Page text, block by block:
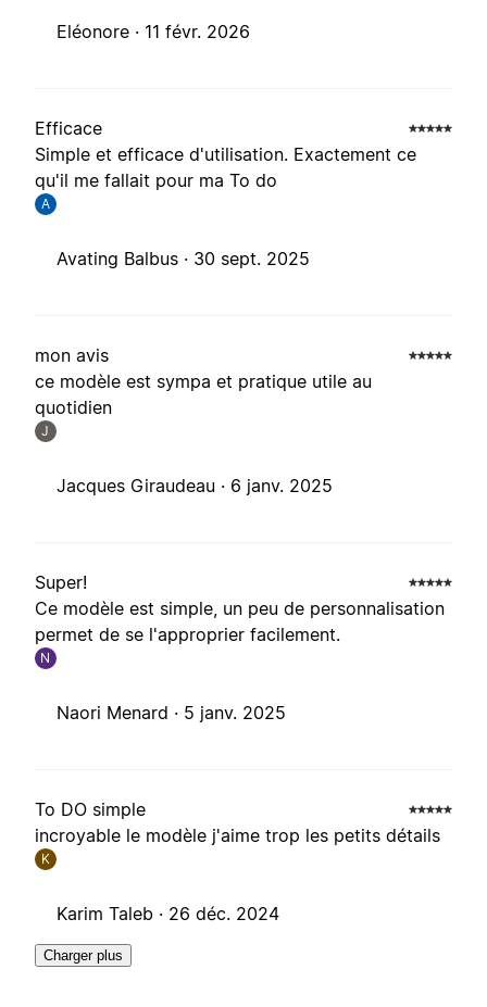
Eléonore · 11 févr. 2026
Efficace
Simple et efficace d'utilisation. Exactement ce
qu'il me fallait pour ma To do
A
Avating Balbus · 30 sept. 2025
mon avis
ce modèle est sympa et pratique utile au
quotidien
J
Jacques Giraudeau · 6 janv. 2025
Super!
Ce modèle est simple, un peu de personnalisation
permet de se l'approprier facilement.
N
Naori Menard · 5 janv. 2025
To DO simple
incroyable le modèle j'aime trop les petits détails
K
Karim Taleb · 26 déc. 2024
Charger plus